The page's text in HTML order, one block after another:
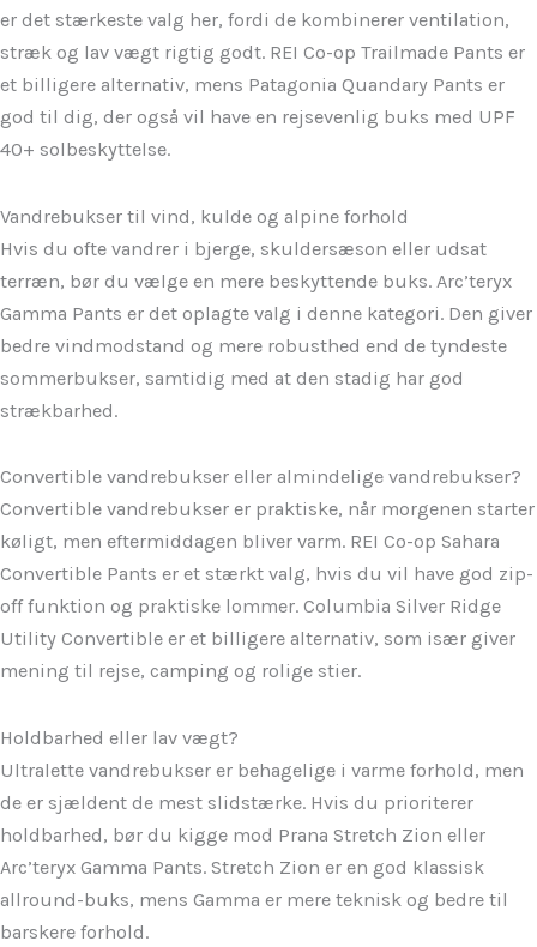
er det stærkeste valg her, fordi de kombinerer ventilation,
stræk og lav vægt rigtig godt. REI Co-op Trailmade Pants er
et billigere alternativ, mens Patagonia Quandary Pants er
god til dig, der også vil have en rejsevenlig buks med UPF
40+ solbeskyttelse.
Vandrebukser til vind, kulde og alpine forhold
Hvis du ofte vandrer i bjerge, skuldersæson eller udsat
terræn, bør du vælge en mere beskyttende buks. Arc’teryx
Gamma Pants er det oplagte valg i denne kategori. Den giver
bedre vindmodstand og mere robusthed end de tyndeste
sommerbukser, samtidig med at den stadig har god
strækbarhed.
Convertible vandrebukser eller almindelige vandrebukser?
Convertible vandrebukser er praktiske, når morgenen starter
køligt, men eftermiddagen bliver varm. REI Co-op Sahara
Convertible Pants er et stærkt valg, hvis du vil have god zip-
off funktion og praktiske lommer. Columbia Silver Ridge
Utility Convertible er et billigere alternativ, som især giver
mening til rejse, camping og rolige stier.
Holdbarhed eller lav vægt?
Ultralette vandrebukser er behagelige i varme forhold, men
de er sjældent de mest slidstærke. Hvis du prioriterer
holdbarhed, bør du kigge mod Prana Stretch Zion eller
Arc’teryx Gamma Pants. Stretch Zion er en god klassisk
allround-buks, mens Gamma er mere teknisk og bedre til
barskere forhold.